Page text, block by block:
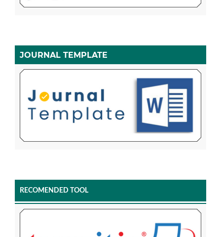
JOURNAL TEMPLATE
RECOMENDED TOOL